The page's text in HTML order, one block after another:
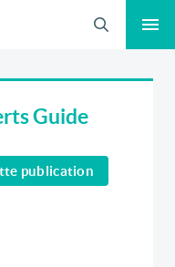
Guide
publication